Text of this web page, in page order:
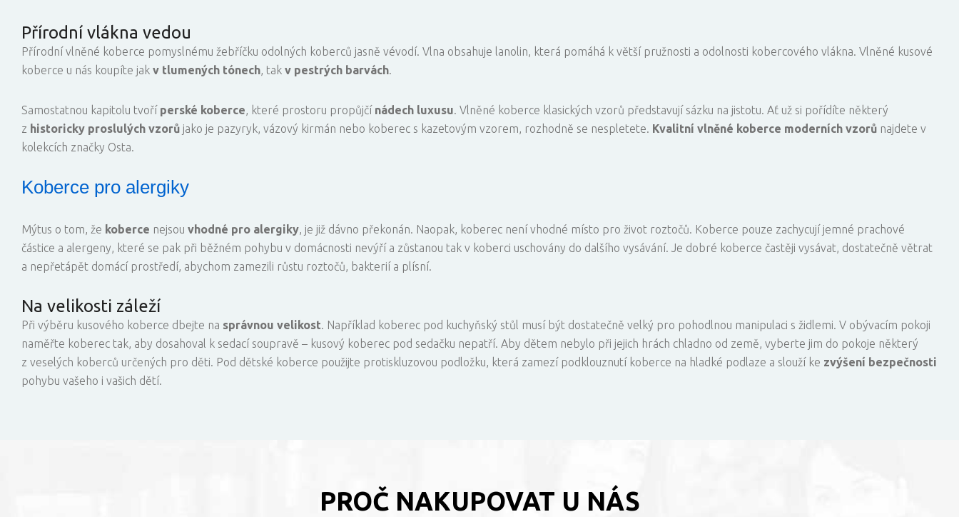
Přírodní vlákna vedou
Přírodní vlněné koberce pomyslnému žebříčku odolných koberců jasně vévodí. Vlna obsahuje lanolin, která pomáhá k větší pružnosti a odolnosti kobercového vlákna. Vlněné kusové
koberce u nás koupíte jak v tlumených tónech , tak v pestrých barvách
Samostatnou kapitolu tvoří perské koberce , které prostoru propůjčí nádech luxusu . Vlněné koberce klasických vzorů představují sázku na jistotu. Ať už si pořídíte některý
z historicky proslulých vzorů jako je pazyryk, vázový kirmán nebo koberec s kazetovým vzorem, rozhodně se nespletete. Kvalitní vlněné koberce moderních vzorů najdete v
kolekcích značky Osta.
Koberce pro alergiky
Mýtus o tom, že koberce nejsou vhodné pro alergiky , je již dávno překonán. Naopak, koberec není vhodné místo pro život roztočů. Koberce pouze zachycují jemné prachové
částice a alergeny, které se pak při běžném pohybu v domácnosti nevýří a zůstanou tak v koberci uschovány do dalšího vysávání. Je dobré koberce častěji vysávat, dostatečně větrat
a nepřetápět domácí prostředí, abychom zamezili růstu roztočů, bakterií a plísní.
Na velikosti záleží
Při výběru kusového koberce dbejte na správnou velikost . Například koberec pod kuchyňský stůl musí být dostatečně velký pro pohodlnou manipulaci s židlemi. V obývacím pokoji
naměřte koberec tak, aby dosahoval k sedací soupravě – kusový koberec pod sedačku nepatří. Aby dětem nebylo při jejich hrách chladno od země, vyberte jim do pokoje některý
z veselých koberců určených pro děti. Pod dětské koberce použijte protiskluzovou podložku, která zamezí podklouznutí koberce na hladké podlaze a slouží ke zvýšení bezpečnosti
pohybu vašeho i vašich dětí.
PROČ NAKUPOVAT U NÁS